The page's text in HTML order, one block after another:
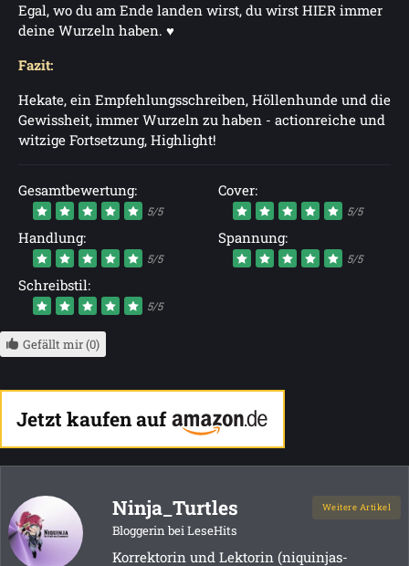
Egal, wo du am Ende landen wirst, du wirst HIER immer
deine Wurzeln haben. ♥
Fazit:
Hekate, ein Empfehlungsschreiben, Höllenhunde und die
Gewissheit, immer Wurzeln zu haben - actionreiche und
witzige Fortsetzung, Highlight!
Gesamtbewertung:
5/5
Cover:
5/5
Handlung:
5/5
Spannung:
5/5
Schreibstil:
5/5
Gefällt mir (0)
Jetzt kaufen auf
Ninja_Turtles
Bloggerin bei LeseHits
Weitere Artikel
Korrektorin und Lektorin (niquinjas-